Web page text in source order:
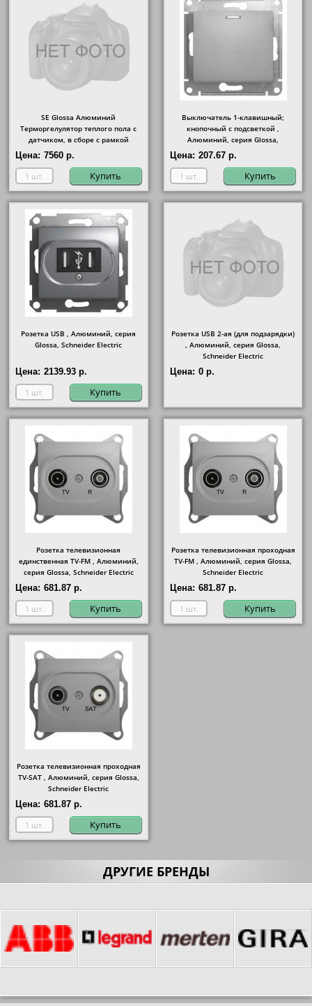
SE Glossa Алюминий
Терморгелулятор теплого пола с
датчиком, в сборе с рамкой
Цена: 7560 р.
Купить
Выключатель 1-клавишный;
кнопочный с подсветкой ,
Алюминий, серия Glossa,
Schneider Electric
Цена: 207.67 р.
Купить
Розетка USB , Алюминий, серия
Glossa, Schneider Electric
Цена: 2139.93 р.
Купить
Розетка USB 2-ая (для подзарядки)
, Алюминий, серия Glossa,
Schneider Electric
Цена: 0 р.
Розетка телевизионная
единственная ТV-FМ , Алюминий,
серия Glossa, Schneider Electric
Цена: 681.87 р.
Купить
Розетка телевизионная проходная
ТV-FМ , Алюминий, серия Glossa,
Schneider Electric
Цена: 681.87 р.
Купить
Розетка телевизионная проходная
ТV-SAT , Алюминий, серия Glossa,
Schneider Electric
Цена: 681.87 р.
Купить
ДРУГИЕ БРЕНДЫ